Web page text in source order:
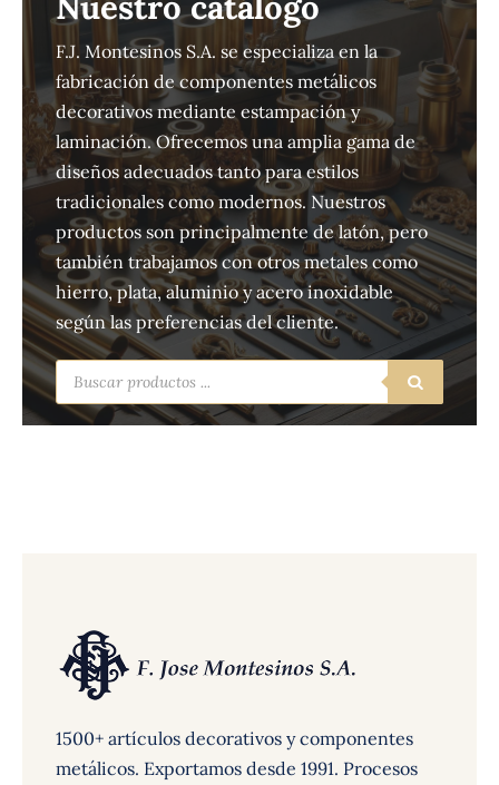
F.J. Montesinos S.A. se especializa en la
fabricación de componentes metálicos
decorativos mediante estampación y
laminación. Ofrecemos una amplia gama de
diseños adecuados tanto para estilos
tradicionales como modernos. Nuestros
productos son principalmente de latón, pero
también trabajamos con otros metales como
hierro, plata, aluminio y acero inoxidable
según las preferencias del cliente.
Búsqueda
de
productos
1500+ artículos decorativos y componentes
metálicos. Exportamos desde 1991. Procesos